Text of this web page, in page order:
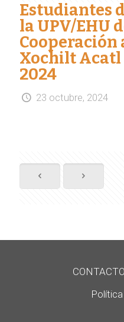
Estudiantes
la UPV/EHU
Cooperación
Xochilt Acatl
2024
23 octubre, 2024
CONTACTO